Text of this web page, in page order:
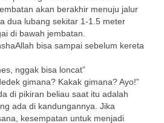
akan berakhir menuju jalur
dua lubang sekitar 1-1.5 meter
di bawah jembatan.
bisa sampai sebelum kereta
nggak bisa loncat”
gimana? Kakak gimana? Ayo!”
di pikiran beliau saat itu adalah
ada di kandungannya. Jika
kesempatan untuk menjadi